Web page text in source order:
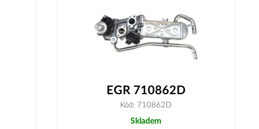
EGR 710862D
Kód: 710862D
Skladem